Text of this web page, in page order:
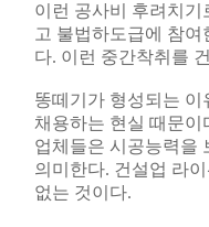
이런 공사비 후려치
고 불법하도급에 참
다. 이런 중간착취를
똥떼기가 형성되는
채용하는 현실 때문
업체들은 시공능력을
의미한다. 건설업 라
없는 것이다.